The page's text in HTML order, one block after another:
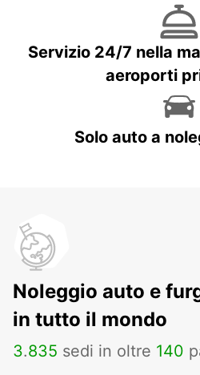
Servizio 24/7 nella
aeroporti
Solo auto a
Noleggio auto e
in tutto il mondo
3.835 sedi in oltre 140